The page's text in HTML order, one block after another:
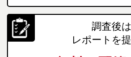
調査後は
レポートを提